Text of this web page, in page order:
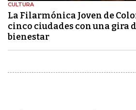
CULTURA
La Filarmónica Joven de
cinco ciudades con una gira
bienestar